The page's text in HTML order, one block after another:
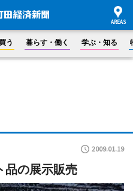
買う 暮らす・働く 学ぶ・知る
2009.01.19
品の展示販売